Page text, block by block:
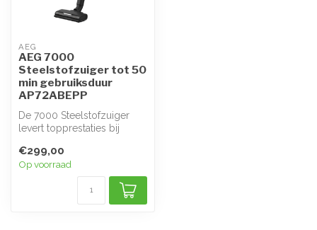
AEG
AEG 7000
Steelstofzuiger tot 50
min gebruiksduur
AP72ABEPP
De 7000 Steelstofzuiger
levert topprestaties bij
moeitel...
€299,00
Op voorraad